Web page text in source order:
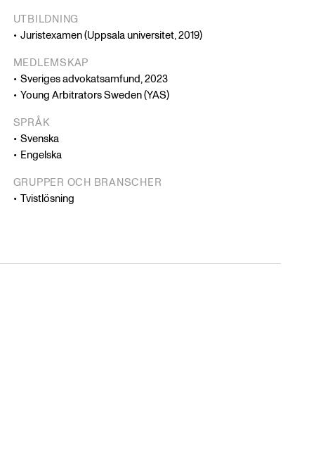
UTBILDNING
Juristexamen (Uppsala universitet, 2019)
MEDLEMSKAP
Sveriges advokatsamfund, 2023
Young Arbitrators Sweden (YAS)
SPRÅK
Svenska
Engelska
GRUPPER OCH BRANSCHER
Tvistlösning